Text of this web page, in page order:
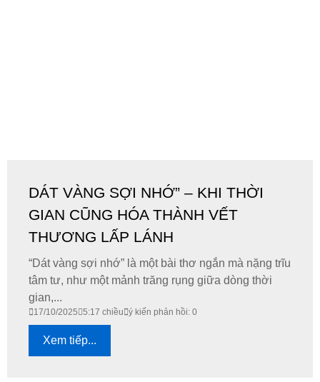
DÁT VÀNG SỢI NHỚ” – KHI THỜI
GIAN CŨNG HÓA THÀNH VẾT
THƯƠNG LẤP LÁNH
“Dát vàng sợi nhớ” là một bài thơ ngắn mà nặng trĩu
tâm tư, như một mảnh trăng rụng giữa dòng thời
gian,...
17/10/2025 5:17 chiều ý kiến phản hồi: 0
Xem tiếp...